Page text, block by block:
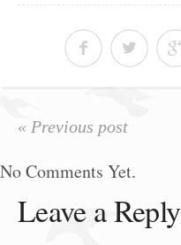
« Previous post
No Comments Yet.
Leave a Reply